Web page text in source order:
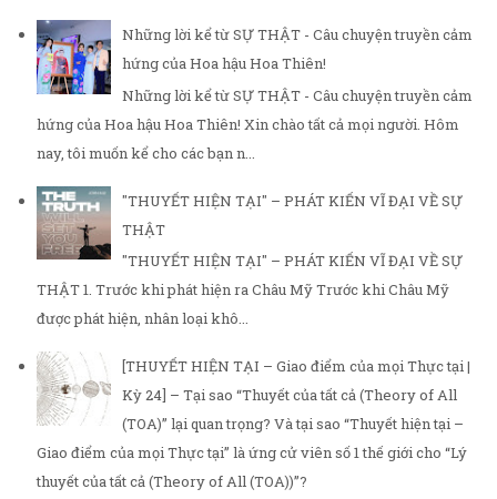
Những lời kể từ SỰ THẬT - Câu chuyện truyền cảm
hứng của Hoa hậu Hoa Thiên!
Những lời kể từ SỰ THẬT - Câu chuyện truyền cảm
hứng của Hoa hậu Hoa Thiên! Xin chào tất cả mọi người. Hôm
nay, tôi muốn kể cho các bạn n...
"THUYẾT HIỆN TẠI" – PHÁT KIẾN VĨ ĐẠI VỀ SỰ
THẬT
"THUYẾT HIỆN TẠI" – PHÁT KIẾN VĨ ĐẠI VỀ SỰ
THẬT 1. Trước khi phát hiện ra Châu Mỹ Trước khi Châu Mỹ
được phát hiện, nhân loại khô...
[THUYẾT HIỆN TẠI – Giao điểm của mọi Thực tại |
Kỳ 24] – Tại sao “Thuyết của tất cả (Theory of All
(TOA)” lại quan trọng? Và tại sao “Thuyết hiện tại –
Giao điểm của mọi Thực tại” là ứng cử viên số 1 thế giới cho “Lý
thuyết của tất cả (Theory of All (TOA))”?